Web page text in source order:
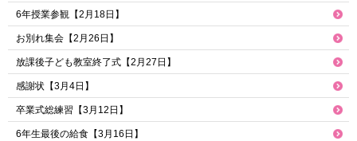
6年授業参観【2月18日】
お別れ集会【2月26日】
放課後子ども教室終了式【2月27日】
感謝状【3月4日】
卒業式総練習【3月12日】
6年生最後の給食【3月16日】